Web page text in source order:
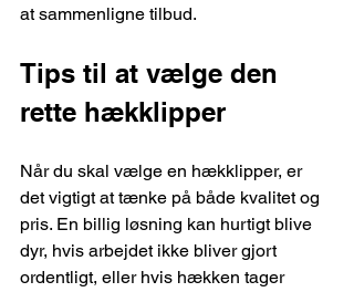
at sammenligne tilbud.
Tips til at vælge den
rette hækklipper
Når du skal vælge en hækklipper, er
det vigtigt at tænke på både kvalitet og
pris. En billig løsning kan hurtigt blive
dyr, hvis arbejdet ikke bliver gjort
ordentligt, eller hvis hækken tager